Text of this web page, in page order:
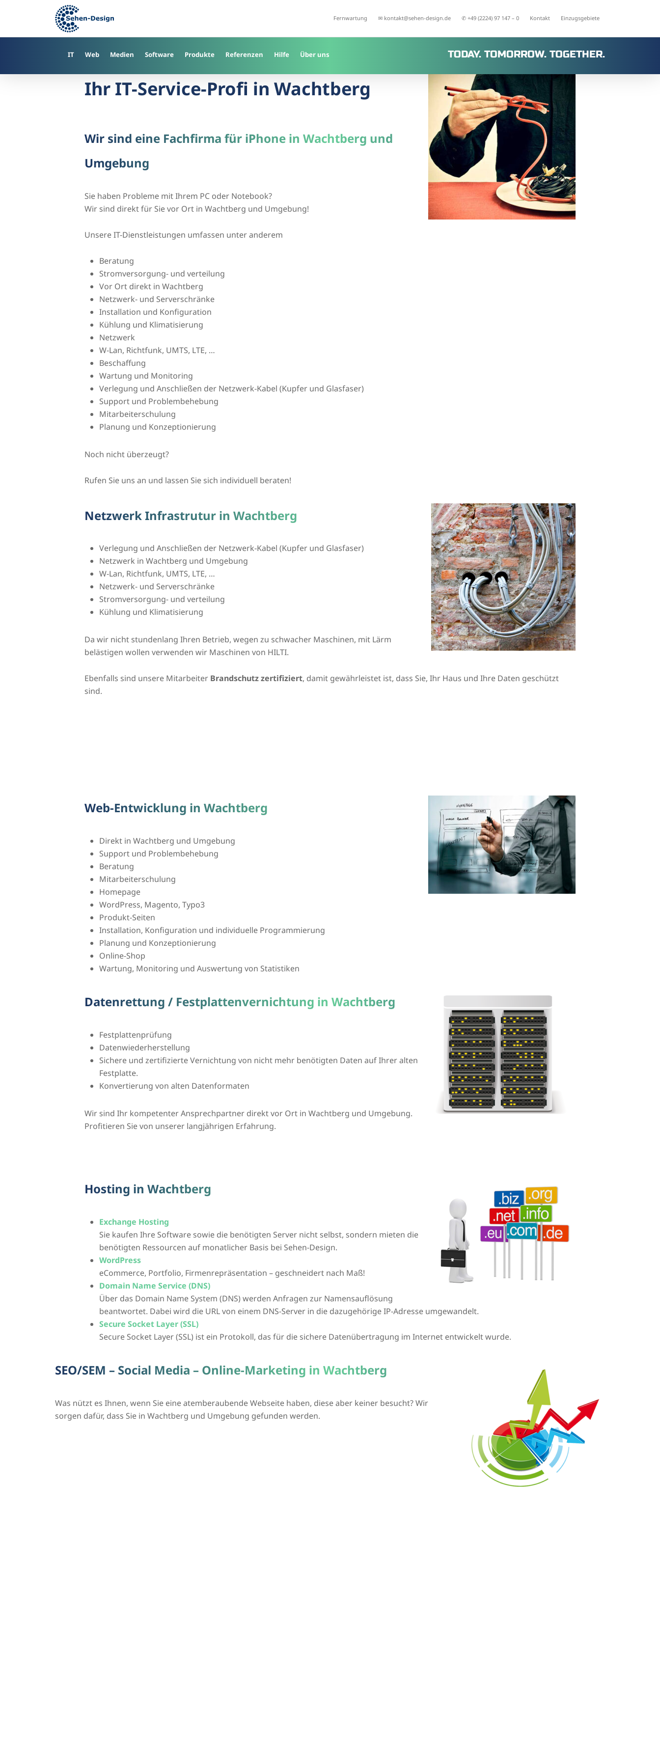
Fernwartung ✉ kontakt@sehen-design.de ✆ +49 (2224) 97 147 – 0 Kontakt Einzugsgebiete
IT Web Medien Software Produkte Referenzen Hilfe Über uns TODAY. TOMORROW. TOGETHER.
Ihr IT-Service-Profi in Wachtberg
Wir sind eine Fachfirma für iPhone in Wachtberg und
Umgebung
Sie haben Probleme mit Ihrem PC oder Notebook?
Wir sind direkt für Sie vor Ort in Wachtberg und Umgebung!
Unsere IT-Dienstleistungen umfassen unter anderem
Beratung
Stromversorgung- und verteilung
Vor Ort direkt in Wachtberg
Netzwerk- und Serverschränke
Installation und Konfiguration
Kühlung und Klimatisierung
Netzwerk
W-Lan, Richtfunk, UMTS, LTE, …
Beschaffung
Wartung und Monitoring
Verlegung und Anschließen der Netzwerk-Kabel (Kupfer und Glasfaser)
Support und Problembehebung
Mitarbeiterschulung
Planung und Konzeptionierung
Noch nicht überzeugt?
Rufen Sie uns an und lassen Sie sich individuell beraten!
Netzwerk Infrastrutur in Wachtberg
Verlegung und Anschließen der Netzwerk-Kabel (Kupfer und Glasfaser)
Netzwerk in Wachtberg und Umgebung
W-Lan, Richtfunk, UMTS, LTE, …
Netzwerk- und Serverschränke
Stromversorgung- und verteilung
Kühlung und Klimatisierung
Da wir nicht stundenlang Ihren Betrieb, wegen zu schwacher Maschinen, mit Lärm
belästigen wollen verwenden wir Maschinen von HILTI.
Ebenfalls sind unsere Mitarbeiter Brandschutz zertifiziert, damit gewährleistet ist, dass Sie, Ihr Haus und Ihre Daten geschützt
sind.
Web-Entwicklung in Wachtberg
Direkt in Wachtberg und Umgebung
Support und Problembehebung
Beratung
Mitarbeiterschulung
Homepage
WordPress, Magento, Typo3
Produkt-Seiten
Installation, Konfiguration und individuelle Programmierung
Planung und Konzeptionierung
Online-Shop
Wartung, Monitoring und Auswertung von Statistiken
Datenrettung / Festplattenvernichtung in Wachtberg
Festplattenprüfung
Datenwiederherstellung
Sichere und zertifizierte Vernichtung von nicht mehr benötigten Daten auf Ihrer alten
Festplatte.
Konvertierung von alten Datenformaten
Wir sind Ihr kompetenter Ansprechpartner direkt vor Ort in Wachtberg und Umgebung.
Profitieren Sie von unserer langjährigen Erfahrung.
Hosting in Wachtberg
Exchange Hosting
Sie kaufen Ihre Software sowie die benötigten Server nicht selbst, sondern mieten die
benötigten Ressourcen auf monatlicher Basis bei Sehen-Design.
WordPress
eCommerce, Portfolio, Firmenrepräsentation – geschneidert nach Maß!
Domain Name Service (DNS)
Über das Domain Name System (DNS) werden Anfragen zur Namensauflösung
beantwortet. Dabei wird die URL von einem DNS-Server in die dazugehörige IP-Adresse umgewandelt.
Secure Socket Layer (SSL)
Secure Socket Layer (SSL) ist ein Protokoll, das für die sichere Datenübertragung im Internet entwickelt wurde.
SEO/SEM – Social Media – Online-Marketing in Wachtberg
Was nützt es Ihnen, wenn Sie eine atemberaubende Webseite haben, diese aber keiner besucht? Wir
sorgen dafür, dass Sie in Wachtberg und Umgebung gefunden werden.